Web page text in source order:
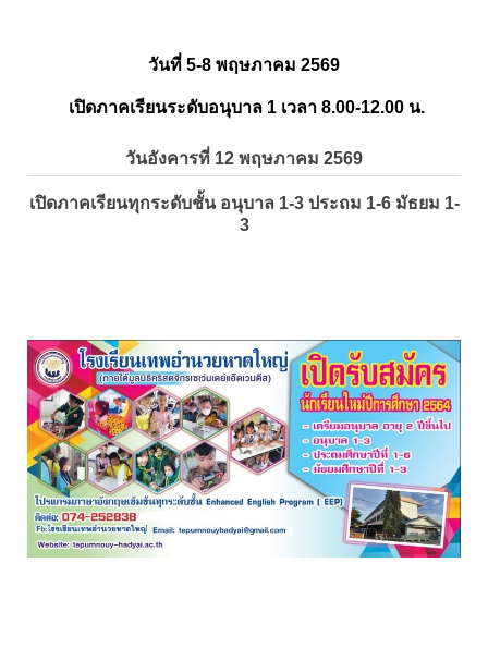
วันที่ 5-8 พฤษภาคม 2569
เปิดภาคเรียนระดับอนุบาล 1 เวลา 8.00-12.00 น.
วันอังคารที่ 12 พฤษภาคม 2569
เปิดภาคเรียนทุกระดับชั้น อนุบาล 1-3 ประถม 1-6 มัธยม 1-
3